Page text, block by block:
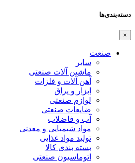
دسته‌بندی‌ها
×
صنعت
سایر
ماشین آلات صنعتی
آهن آلات و فلزات
ابزار و یراق
لوازم صنعتی
ضایعات صنعتی
آب و فاضلاب
مواد شیمیایی و معدنی
تولید مواد غذایی
بسته بندی کالا
اتوماسیون صنعتی